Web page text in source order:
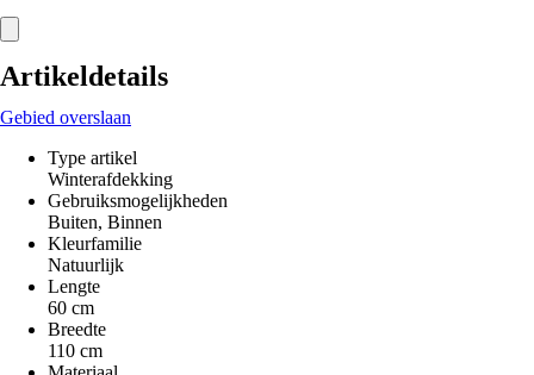
Artikeldetails
Gebied overslaan
Type artikel
Winterafdekking
Gebruiksmogelijkheden
Buiten, Binnen
Kleurfamilie
Natuurlijk
Lengte
60 cm
Breedte
110 cm